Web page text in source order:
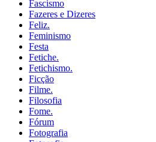
Fascismo
Fazeres e Dizeres
Feliz.
Feminismo
Festa
Fetiche.
Fetichismo.
Ficção
Filme.
Filosofia
Fome.
Fórum
Fotografia